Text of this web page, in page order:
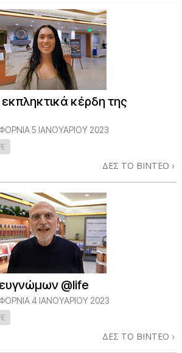
κέρδη της
5 ΙΑΝΟΥΑΡΙΟΥ 2023
ΔΕΣ ΤΟ ΒΙΝΤΕΟ
ευγνώμων @life
4 ΙΑΝΟΥΑΡΙΟΥ 2023
ΔΕΣ ΤΟ ΒΙΝΤΕΟ